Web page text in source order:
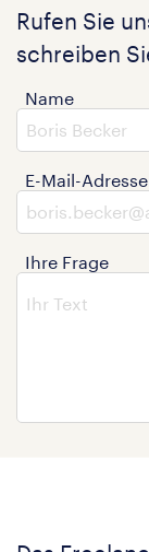
Rufen Sie
schreiben
Name
E-Mail-Adresse
Ihre Frage